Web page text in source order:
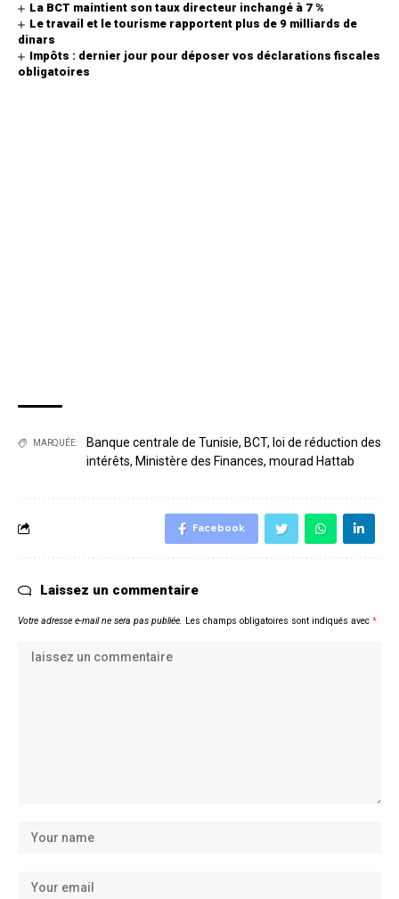
La BCT maintient son taux directeur inchangé à 7 %
Le travail et le tourisme rapportent plus de 9 milliards de
dinars
Impôts : dernier jour pour déposer vos déclarations fiscales
obligatoires
MARQUÉE: Banque centrale de Tunisie, BCT, loi de réduction des
intérêts, Ministère des Finances, mourad Hattab
Facebook
Laissez un commentaire
Votre adresse e-mail ne sera pas publiée. Les champs obligatoires sont indiqués avec *